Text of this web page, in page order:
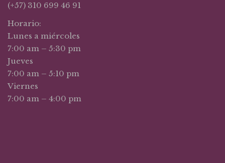
(+57) 310 699 46 91
Horario:
Lunes a miércoles
7:00 am – 5:30 pm
Jueves
7:00 am – 5:10 pm
Viernes
7:00 am – 4:00 pm